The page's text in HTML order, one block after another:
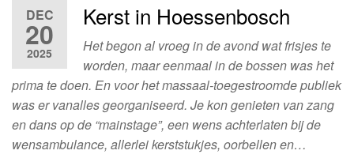
DEC
20
2025
Kerst in Hoessenbosch
Het begon al vroeg in de avond wat frisjes te
worden, maar eenmaal in de bossen was het
prima te doen. En voor het massaal-toegestroomde publiek
was er vanalles georganiseerd. Je kon genieten van zang
en dans op de “mainstage”, een wens achterlaten bij de
wensambulance, allerlei kerststukjes, oorbellen en…